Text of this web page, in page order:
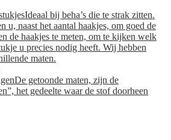
Ideaal bij beha’s die te strak zitten.
u, naast het aantal haakjes, om goed de
de haakjes te meten, om te kijken welk
u precies nodig heeft. Wij hebben
maten.
De getoonde maten, zijn de
het gedeelte waar de stof doorheen